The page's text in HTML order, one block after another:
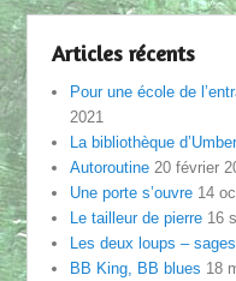
Articles récents
Pour une école de
2021
La bibliothèque
Autoroutine 20 février
Une porte s’ouvre 14
Le tailleur de pierre 16
Les deux loups –
BB King, BB blues 18